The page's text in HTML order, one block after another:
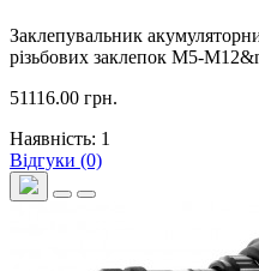
Заклепувальник
різьбових заклепок M5-
51116.00 грн.
Наявність: 1
Відгуки (0)